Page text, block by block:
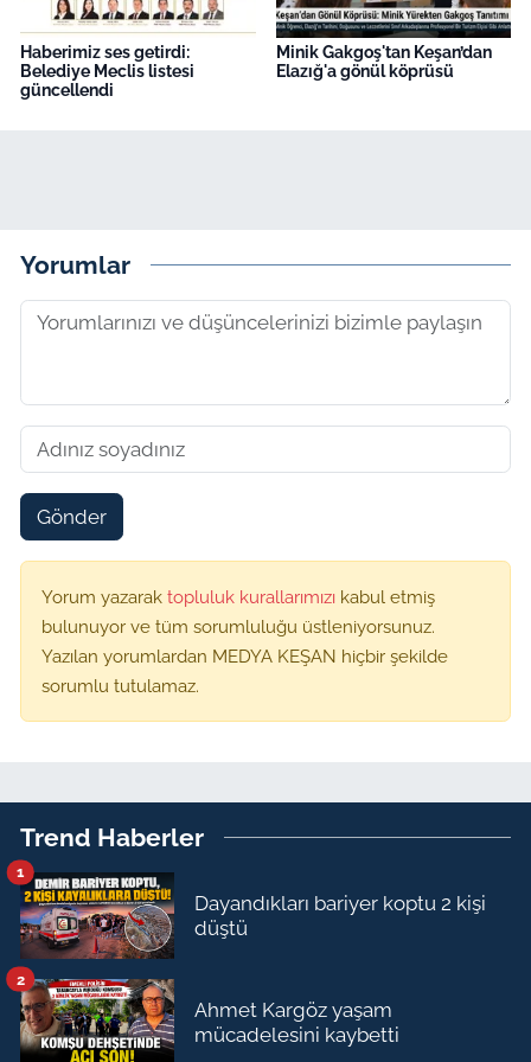
Haberimiz ses getirdi:
Belediye Meclis listesi
güncellendi
Minik Gakgoş'tan Keşan’dan
Elazığ'a gönül köprüsü
Yorumlar
Gönder
Yorum yazarak topluluk kurallarımızı kabul etmiş
bulunuyor ve tüm sorumluluğu üstleniyorsunuz.
Yazılan yorumlardan MEDYA KEŞAN hiçbir şekilde
sorumlu tutulamaz.
Trend Haberler
Dayandıkları bariyer koptu 2 kişi
düştü
1
Ahmet Kargöz yaşam
mücadelesini kaybetti
2